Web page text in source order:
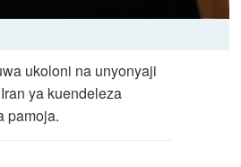
ukoloni na unyonyaji
ya kuendeleza
pamoja.